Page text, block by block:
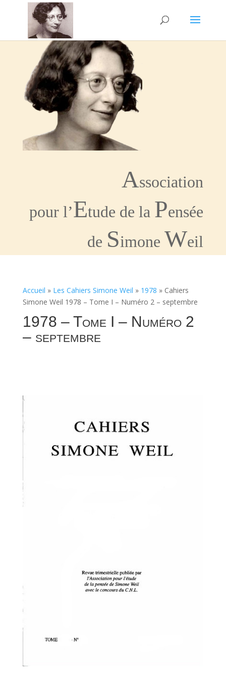
Association
pour l’Etude de la Pensée
de Simone Weil
Accueil » Les Cahiers Simone Weil » 1978 » Cahiers
Simone Weil 1978 – Tome I – Numéro 2 – septembre
1978 – Tome I – Numéro 2
– septembre